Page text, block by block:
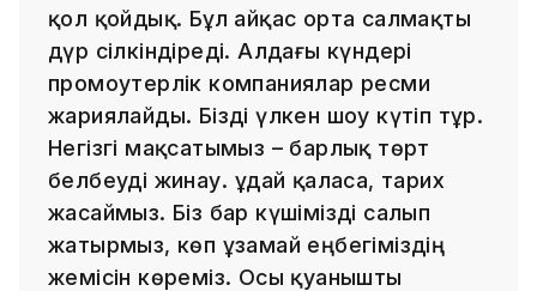
қол қойдық. Бұл айқас орта салмақты
дүр сілкіндіреді. Алдағы күндері
промоутерлік компаниялар ресми
жариялайды. Бізді үлкен шоу күтіп тұр.
Негізгі мақсатымыз – барлық төрт
белбеуді жинау. Құдай қаласа, тарих
жасаймыз. Біз бар күшімізді салып
жатырмыз, көп ұзамай еңбегіміздің
жемісін көреміз. Осы қуанышты